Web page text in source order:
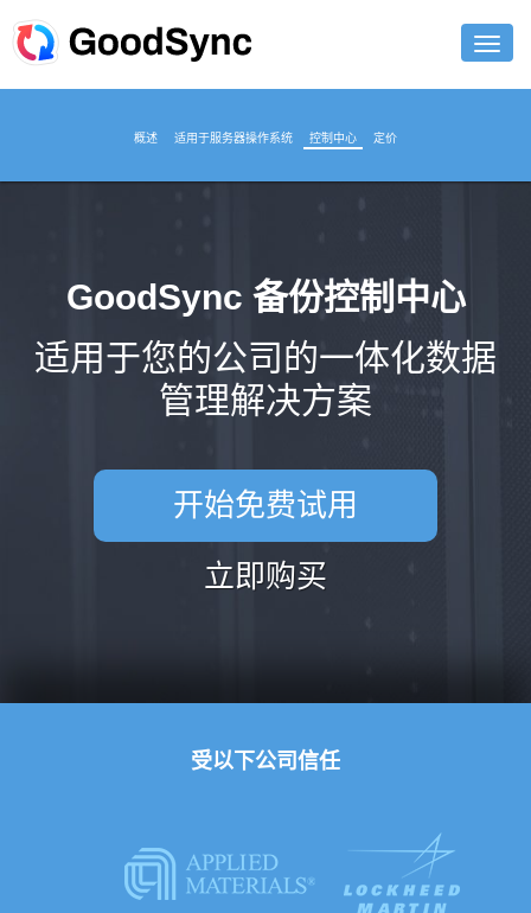
概述 适用于服务器操作系统 控制中心 定价
GoodSync 备份控制中心
适用于您的公司的一体化数据
管理解决方案
开始免费试用
立即购买
受以下公司信任